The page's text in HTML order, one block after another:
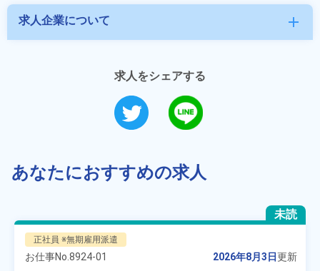
求人企業について add
求人をシェアする
あなたにおすすめの求人
未読
正社員 ※無期雇用派遣
お仕事No. 8924-01 2026年8月3日更新